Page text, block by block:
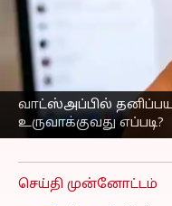
வாட்ஸ்அப்பில்
உருவாக்குவது எப்படி?
உள்ளதா?
யுபிஐ
எழுதியவர் Sekar Chinnappan
செய்தி முன்னோட்டம்